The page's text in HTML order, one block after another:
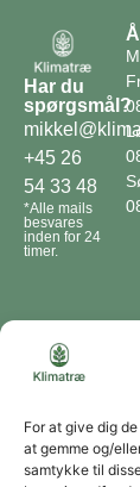
For at give dig
at gemme og/
samtykke til
Har du
spørgsmål?
+45 26
54 33 48
*Alle mails
besvares
inden for 24
timer.